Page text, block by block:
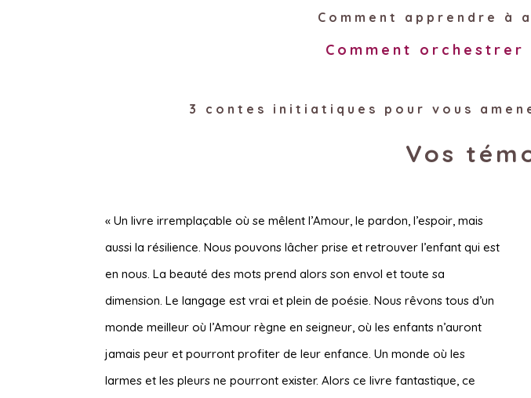
Comment apprendre à
Comment
3 contes initiatiques pour vous
Vos
« Un livre irremplaçable où se mêlent l’Amour, le pardon, l’espoir, mais
aussi la résilience. Nous pouvons lâcher prise et retrouver l’enfant qui est
en nous. La beauté des mots prend alors son envol et toute sa
dimension. Le langage est vrai et plein de poésie. Nous rêvons tous d’un
monde meilleur où l’Amour règne en seigneur, où les enfants n’auront
jamais peur et pourront profiter de leur enfance. Un monde où les
larmes et les pleurs ne pourront exister. Alors ce livre fantastique, ce